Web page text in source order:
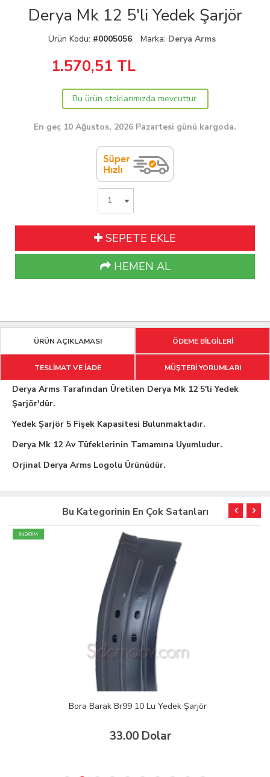
Derya Mk 12 5'li Yedek Şarjör
Ürün Kodu: #0005056 Marka: Derya Arms
1.570,51 TL
Bu ürün stoklarımızda mevcuttur.
En geç 10 Ağustos, 2026 Pazartesi günü kargoda.
SEPETE EKLE
HEMEN AL
ÜRÜN AÇIKLAMASI ÖDEME BİLGİLERİ
TESLİMAT VE İADE MÜŞTERİ YORUMLARI
Derya Arms Tarafından Üretilen Derya Mk 12 5'li Yedek
Şarjör'dür.
Yedek Şarjör 5 Fişek Kapasitesi Bulunmaktadır.
Derya Mk 12 Av Tüfeklerinin Tamamına Uyumludur.
Orjinal Derya Arms Logolu Ürünüdür.
Bu Kategorinin En Çok Satanları
İNDİRİM
Bora Barak Br99 10 Lu Yedek Şarjör
33.00 Dolar